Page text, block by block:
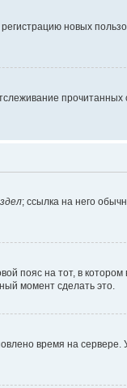
новых
; ссылка на него
пояс на тот, в котором
момент сделать это.
время на